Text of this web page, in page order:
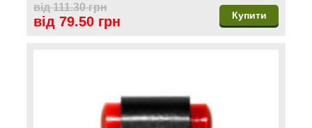
від 111.30 грн
від 79.50 грн Купити